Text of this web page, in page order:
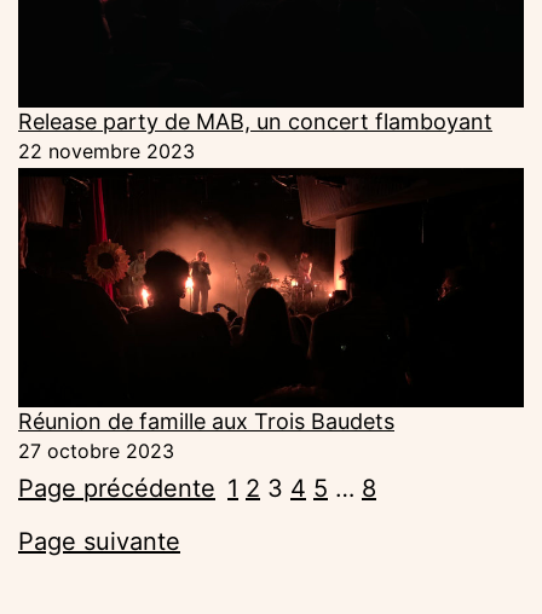
Release party de MAB, un concert flamboyant
22 novembre 2023
Réunion de famille aux Trois Baudets
27 octobre 2023
Page précédente 1 2 3 4 5 … 8
Page suivante